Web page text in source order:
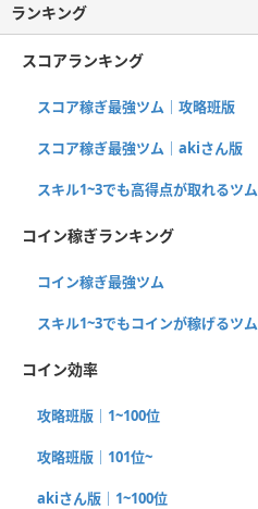
ランキング
スコアランキング
スコア稼ぎ最強ツム｜攻略班版
スコア稼ぎ最強ツム｜akiさん版
スキル1~3でも高得点が取れるツム
コイン稼ぎランキング
コイン稼ぎ最強ツム
スキル1~3でもコインが稼げるツム
コイン効率
攻略班版｜1~100位
攻略班版｜101位~
akiさん版｜1~100位